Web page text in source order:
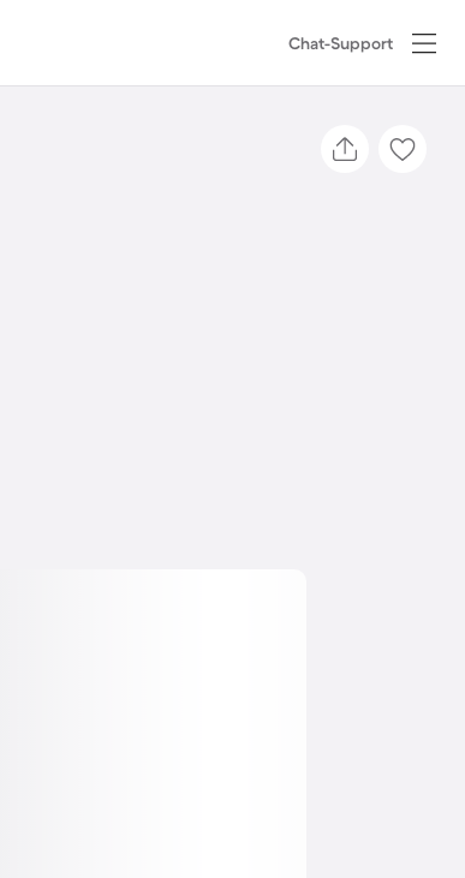
Chat-Support